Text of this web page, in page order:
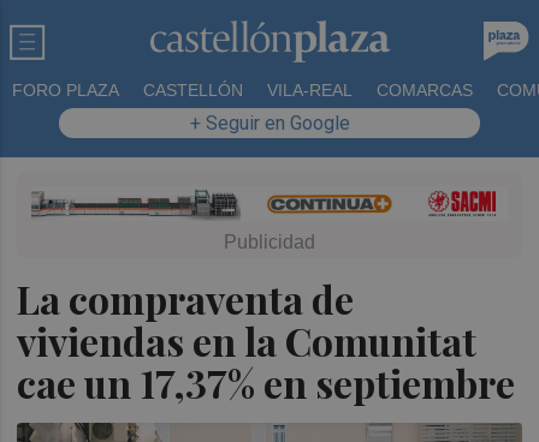
FORO PLAZA CASTELLÓN VILA-REAL COMARCAS
+ Seguir en Google
La compraventa de
viviendas en la Comunitat
cae un 17,37% en septiembre